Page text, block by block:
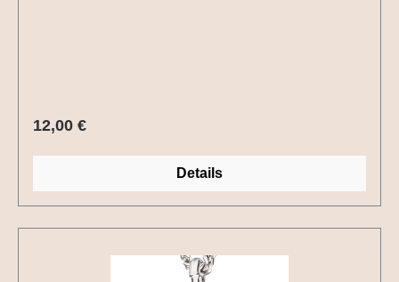
Regulärer Preis:
12,00 €
Details